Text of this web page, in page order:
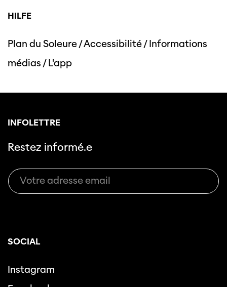
HILFE
Plan du Soleure/Accessibilité/Informations
médias /L'app
INFOLETTRE
Restez informé.e
SOCIAL
Instagram